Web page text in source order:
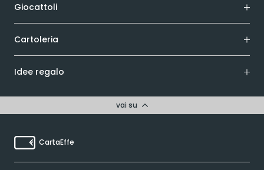
Giocattoli
Cartoleria
Idee regalo
vai su
CartaEffe